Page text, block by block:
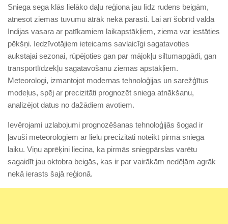
Sniega sega klās lielāko daļu reģiona jau līdz rudens beigām,
atnesot ziemas tuvumu ātrāk nekā parasti. Lai arī šobrīd valda
Indijas vasara ar patīkamiem laikapstākļiem, ziema var iestāties
pēkšņi. Iedzīvotājiem ieteicams savlaicīgi sagatavoties
aukstajai sezonai, rūpējoties gan par mājokļu siltumapgādi, gan
transportlīdzekļu sagatavošanu ziemas apstākļiem.
Meteorologi, izmantojot modernas tehnoloģijas un sarežģītus
modeļus, spēj ar precizitāti prognozēt sniega atnākšanu,
analizējot datus no dažādiem avotiem.
Ievērojami uzlabojumi prognozēšanas tehnoloģijās šogad ir
ļāvuši meteorologiem ar lielu precizitāti noteikt pirmā sniega
laiku. Viņu aprēķini liecina, ka pirmās sniegpārslas varētu
sagaidīt jau oktobra beigās, kas ir par vairākām nedēļām agrāk
nekā ierasts šajā reģionā.